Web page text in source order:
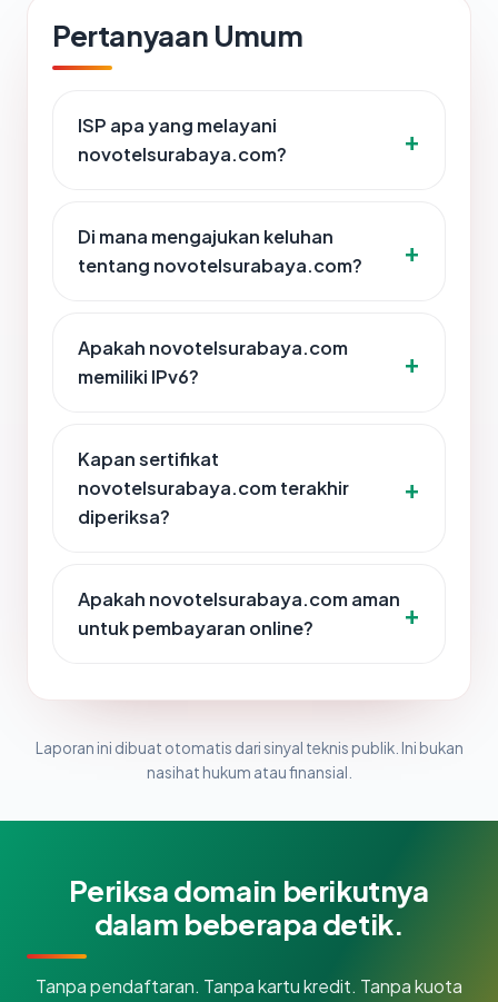
Pertanyaan Umum
ISP apa yang melayani
novotelsurabaya.com?
Di mana mengajukan keluhan
tentang novotelsurabaya.com?
Apakah novotelsurabaya.com
memiliki IPv6?
Kapan sertifikat
novotelsurabaya.com terakhir
diperiksa?
Apakah novotelsurabaya.com aman
untuk pembayaran online?
Laporan ini dibuat otomatis dari sinyal teknis publik. Ini bukan
nasihat hukum atau finansial.
Periksa domain berikutnya
dalam beberapa detik.
Tanpa pendaftaran. Tanpa kartu kredit. Tanpa kuota